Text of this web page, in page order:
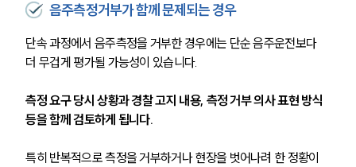
음주측정거부가 함께 문제되는 경우
단속 과정에서 음주측정을 거부한 경우에는 단순 음주운전보다
더 무겁게 평가될 가능성이 있습니다.
측정 요구 당시 상황과 경찰 고지 내용, 측정 거부 의사 표현 방식
등을 함께 검토하게 됩니다.
특히 반복적으로 측정을 거부하거나 현장을 벗어나려 한 정황이